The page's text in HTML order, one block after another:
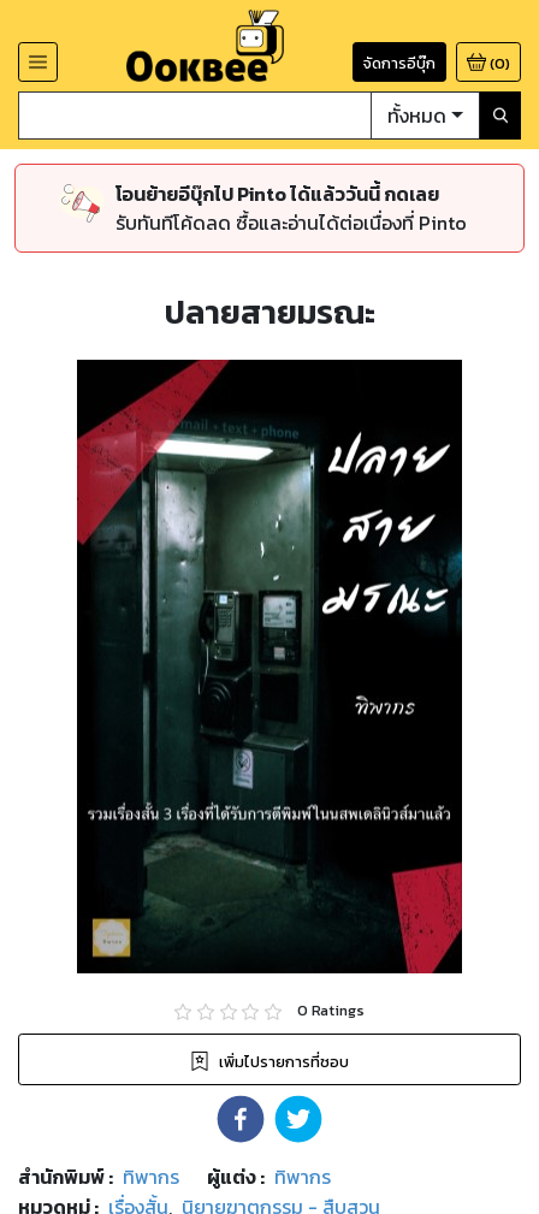
จัดการอีบุ๊ก (0)
ทั้งหมด
โอนย้ายอีบุ๊กไป Pinto ได้แล้ววันนี้ กดเลย
รับทันทีโค้ดลด ซื้อและอ่านได้ต่อเนื่องที่ Pinto
ปลายสายมรณะ
0 Ratings
เพิ่มไปรายการที่ชอบ
สำนักพิมพ์: ทิพากร ผู้แต่ง : ทิพากร
หมวดหมู่: เรื่องสั้น, นิยายฆาตกรรม - สืบสวน